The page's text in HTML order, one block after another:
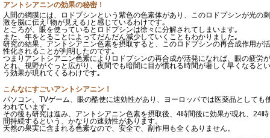
アントシアニンの効果の秘密！
人間の網膜には、ロドプシンという紫色の色素体があり、このロドプシンが光の刺
激を脳に伝え｢物が見える｣と感じているわけです｡
ところが、眼を使っているとロドプシンは徐々に分解されてしまいます｡
また、年をとることによってだんだん減少していくこともわかりました｡
研究の結果、アントシアニン色素を摂取すると、このロドプシンの再合成作用が活
性化されることが判明したのです｡
つまりアントシアニン色素によりロドプシンの再合成が活発になれば、眼の疲労が
とれ、視野がぐっと広がり、夜間でも暗闇に目が慣れる時間が著しく早くなるとい
う効果が現れてくるわけです｡
こんなにすごいアントシアニン！
パソコン、TVゲーム、眼の酷使に速効性があり、ヨーロッパでは医薬品としても
われています。
その後も研究は進み、アントシアニン色素を摂取後、4時間後に効果が現れ、24時
間持続するという、かなりの速効性があります。
天然の果実に含まれる色素なので、安全で、副作用も全くありません。